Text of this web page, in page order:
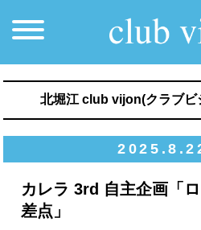
北堀江 club vijon(クラブビ
カレラ 3rd 自主企画「
差点」